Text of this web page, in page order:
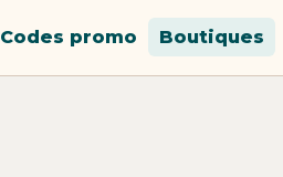
Codes promo Boutiques